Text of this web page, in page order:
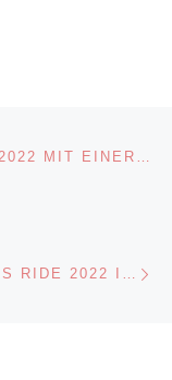
WIR FREUEN UNS, DIE SAISON 2022 MIT EINER GROSSARTIGEN PARTY ZU ERÖFFNEN!